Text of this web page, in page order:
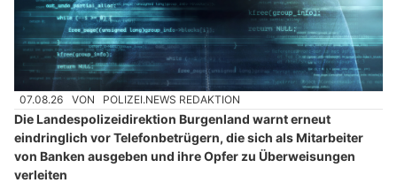
07.08.26 VON POLIZEI.NEWS REDAKTION
Die Landespolizeidirektion Burgenland warnt erneut
eindringlich vor Telefonbetrügern, die sich als Mitarbeiter
von Banken ausgeben und ihre Opfer zu Überweisungen
verleiten